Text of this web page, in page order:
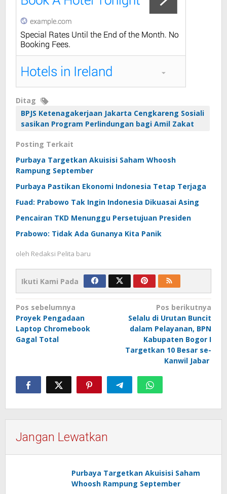
Ditag
BPJS Ketenagakerjaan Jakarta Cengkareng Sosiali
sasikan Program Perlindungan bagi Amil Zakat
Posting Terkait
Purbaya Targetkan Akuisisi Saham Whoosh
Rampung September
Purbaya Pastikan Ekonomi Indonesia Tetap Terjaga
Fuad: Prabowo Tak Ingin Indonesia Dikuasai Asing
Pencairan TKD Menunggu Persetujuan Presiden
Prabowo: Tidak Ada Gunanya Kita Panik
oleh Redaksi Pelita baru
Ikuti Kami Pada
Navigasi
pos
Pos sebelumnya
Proyek Pengadaan
Laptop Chromebook
Gagal Total
Pos berikutnya
Selalu di Urutan Buncit
dalam Pelayanan, BPN
Kabupaten Bogor I
Targetkan 10 Besar se-
Kanwil Jabar
Jangan Lewatkan
Purbaya Targetkan Akuisisi Saham
Whoosh Rampung September